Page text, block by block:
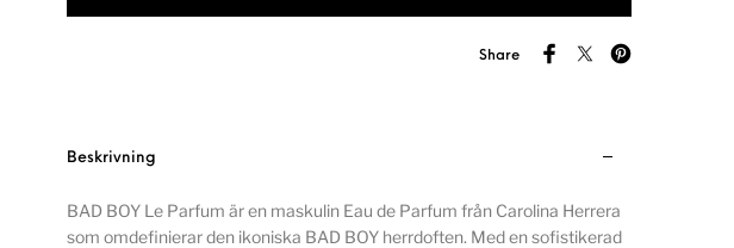
Share
Beskrivning
BAD BOY Le Parfum är en maskulin Eau de Parfum från Carolina Herrera
som omdefinierar den ikoniska BAD BOY herrdoften. Med en sofistikerad